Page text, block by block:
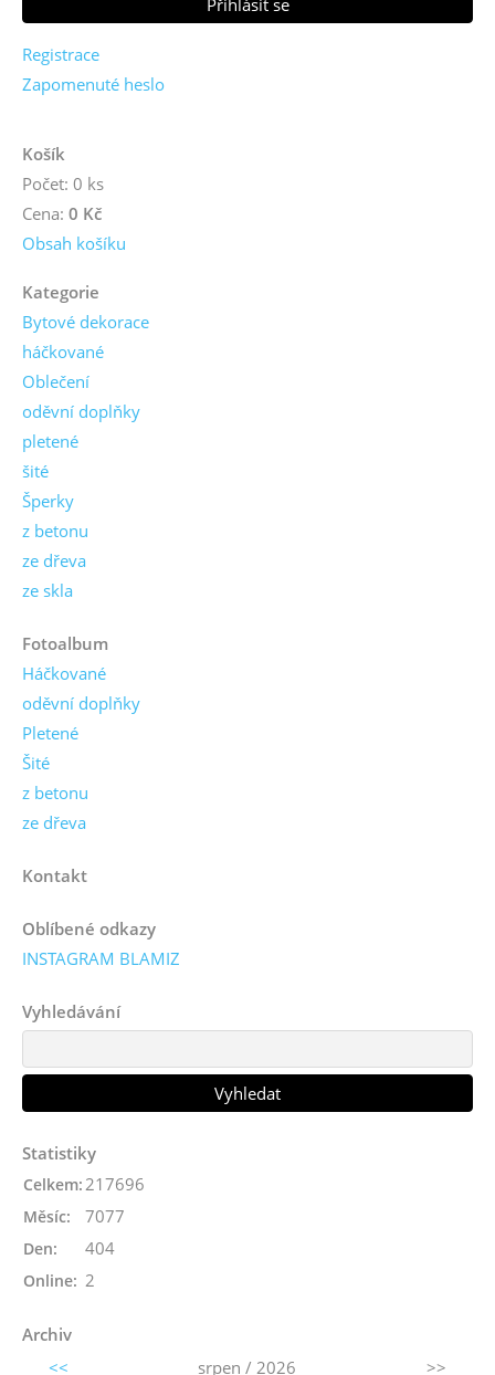
Registrace
Zapomenuté heslo
Košík
Počet: 0 ks
Cena: 0 Kč
Obsah košíku
Kategorie
Bytové dekorace
háčkované
Oblečení
oděvní doplňky
pletené
šité
Šperky
z betonu
ze dřeva
ze skla
Fotoalbum
Háčkované
oděvní doplňky
Pletené
Šité
z betonu
ze dřeva
Kontakt
Oblíbené odkazy
INSTAGRAM BLAMIZ
Vyhledávání
Statistiky
Online: 2
Celkem: 217696
Měsíc: 7077
Den: 404
Archiv
<<
srpen / 2026 >>